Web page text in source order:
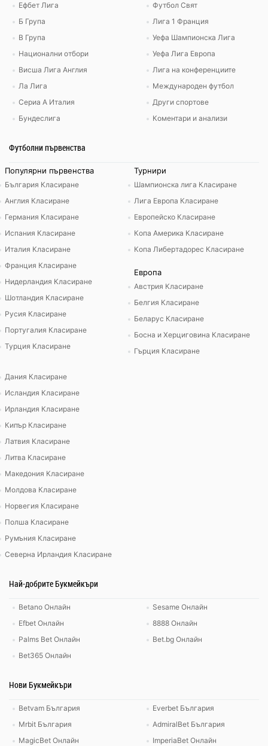
Ефбет Лига
Б Група
В Група
Национални отбори
Висша Лига Англия
Ла Лига
Сериа А Италия
Бундеслига
Футбол Свят
Лига 1 Франция
Уефа Шампионска Лига
Уефа Лига Европа
Лига на конференциите
Международен футбол
Други спортове
Коментари и анализи
Футболни първенства
Популярни първенства
България Класиране
Англия Класиране
Германия Класиране
Испания Класиране
Италия Класиране
Франция Класиране
Нидерландия Класиране
Шотландия Класиране
Русия Класиране
Португалия Класиране
Турция Класиране
Турнири
Шампионска лига Класиране
Лига Европа Класиране
Европейско Класиране
Копа Америка Класиране
Копа Либертадорес Класиране
Европа
Австрия Класиране
Белгия Класиране
Беларус Класиране
Босна и Херциговина Класиране
Гърция Класиране
Дания Класиране
Исландия Класиране
Ирландия Класиране
Кипър Класиране
Латвия Класиране
Литва Класиране
Македония Класиране
Молдова Класиране
Норвегия Класиране
Полша Класиране
Румъния Класиране
Северна Ирландия Класиране
Най-добрите Букмейкъри
Betano Онлайн
Efbet Онлайн
Palms Bet Онлайн
Bet365 Онлайн
Sesame Онлайн
8888 Онлайн
Bet.bg Онлайн
Нови Букмейкъри
Betvam България
Mrbit България
MagicBet Онлайн
Everbet България
AdmiralBet България
ImperiaBet Онлайн